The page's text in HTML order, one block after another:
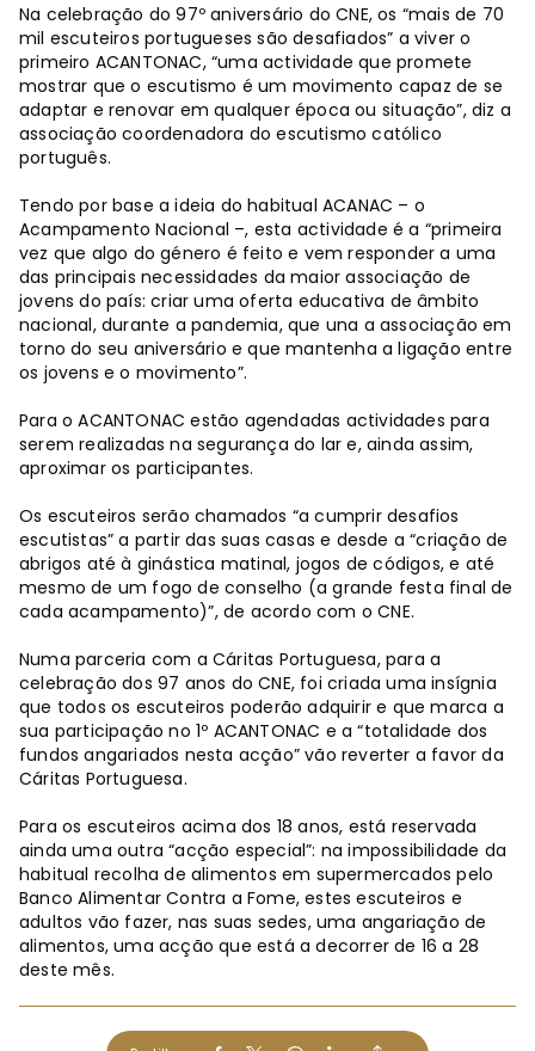
Na celebração do 97º aniversário do CNE, os “mais de 70
mil escuteiros portugueses são desafiados” a viver o
primeiro ACANTONAC, “uma actividade que promete
mostrar que o escutismo é um movimento capaz de se
adaptar e renovar em qualquer época ou situação”, diz a
associação coordenadora do escutismo católico
português.
Tendo por base a ideia do habitual ACANAC – o
Acampamento Nacional –, esta actividade é a “primeira
vez que algo do género é feito e vem responder a uma
das principais necessidades da maior associação de
jovens do país: criar uma oferta educativa de âmbito
nacional, durante a pandemia, que una a associação em
torno do seu aniversário e que mantenha a ligação entre
os jovens e o movimento”.
Para o ACANTONAC estão agendadas actividades para
serem realizadas na segurança do lar e, ainda assim,
aproximar os participantes.
Os escuteiros serão chamados “a cumprir desafios
escutistas” a partir das suas casas e desde a “criação de
abrigos até à ginástica matinal, jogos de códigos, e até
mesmo de um fogo de conselho (a grande festa final de
cada acampamento)”, de acordo com o CNE.
Numa parceria com a Cáritas Portuguesa, para a
celebração dos 97 anos do CNE, foi criada uma insígnia
que todos os escuteiros poderão adquirir e que marca a
sua participação no 1º ACANTONAC e a “totalidade dos
fundos angariados nesta acção” vão reverter a favor da
Cáritas Portuguesa.
Para os escuteiros acima dos 18 anos, está reservada
ainda uma outra “acção especial”: na impossibilidade da
habitual recolha de alimentos em supermercados pelo
Banco Alimentar Contra a Fome, estes escuteiros e
adultos vão fazer, nas suas sedes, uma angariação de
alimentos, uma acção que está a decorrer de 16 a 28
deste mês.